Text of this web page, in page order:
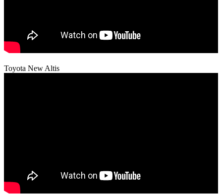
Toyota New Altis